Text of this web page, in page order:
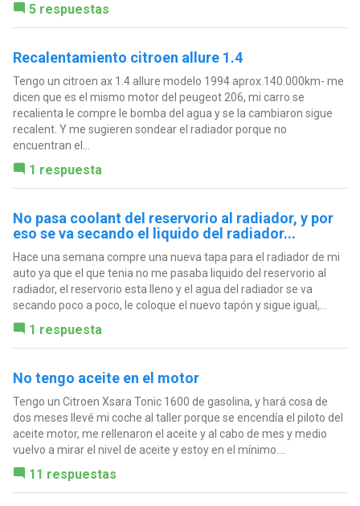
5 respuestas
Recalentamiento citroen allure 1.4
Tengo un citroen ax 1.4 allure modelo 1994 aprox.140.000km- me
dicen que es el mismo motor del peugeot 206, mi carro se
recalienta le compre le bomba del agua y se la cambiaron sigue
recalent. Y me sugieren sondear el radiador porque no
encuentran el...
1 respuesta
No pasa coolant del reservorio al radiador, y por
eso se va secando el liquido del radiador...
Hace una semana compre una nueva tapa para el radiador de mi
auto ya que el que tenia no me pasaba liquido del reservorio al
radiador, el reservorio esta lleno y el agua del radiador se va
secando poco a poco, le coloque el nuevo tapón y sigue igual,...
1 respuesta
No tengo aceite en el motor
Tengo un Citroen Xsara Tonic 1600 de gasolina, y hará cosa de
dos meses llevé mi coche al taller porque se encendía el piloto del
aceite motor, me rellenaron el aceite y al cabo de mes y medio
vuelvo a mirar el nivel de aceite y estoy en el mínimo....
11 respuestas